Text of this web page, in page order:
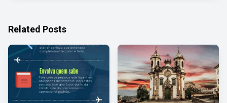
Related Posts